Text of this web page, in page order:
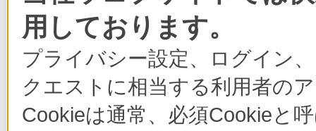
用しております。
プライバシー設定、ログイン
クエストに相当する利用者の
Cookieは通常、必須Cookieと